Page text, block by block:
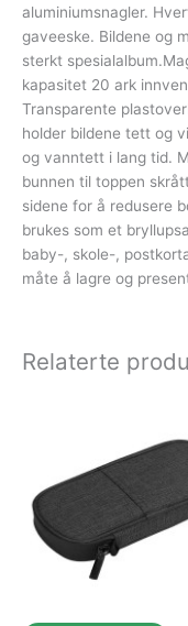
aluminiumsnagler.
gaveeske. Bildene og
sterkt
kapasitet 20 ark
Transparente
holder bildene tett og
og vanntett i lang tid.
bunnen til toppen
sidene for å redusere
brukes som et
baby-, skole-,
måte å lagre og
Relaterte